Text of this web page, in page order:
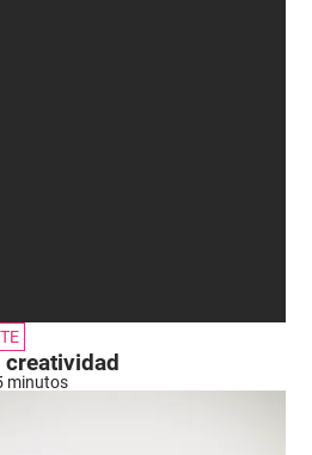
creatividad
minutos